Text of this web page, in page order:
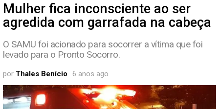
Mulher fica inconsciente ao ser
agredida com garrafada na cabeça
O SAMU foi acionado para socorrer a vítima que foi
levado para o Pronto Socorro.
por Thales Benício 6 anos ago